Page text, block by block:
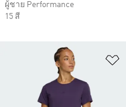
ผู้ชาย Performance
15 สี